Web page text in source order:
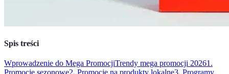
Spis treści
Wprowadzenie do Mega PromocjiTrendy mega promocji 20261.